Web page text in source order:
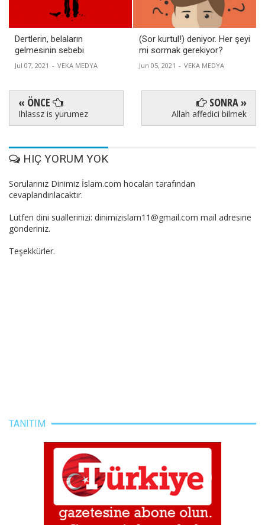
Dertlerin, belaların
gelmesinin sebebi
Jul 07, 2021 - VEKA MEDYA
(Sor kurtul!) deniyor. Her şeyi
mi sormak gerekiyor?
Jun 05, 2021 - VEKA MEDYA
« ÖNCE
Ihlassz is yurumez
SONRA »
Allah affedici bilmek
HIÇ YORUM YOK
Sorularınız Dinimiz İslam.com hocaları tarafından
cevaplandırılacaktır.
Lütfen dini suallerinizi: dinimizislam11@gmail.com mail adresine
gönderiniz.
Teşekkürler.
TANITIM